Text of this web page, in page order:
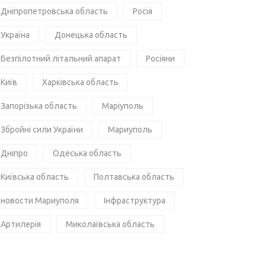
Дніпропетровська область Росія
Україна Донецька область
Безпілотний літальний апарат Росіяни
Київ Харківська область
Запорізька область Маріуполь
Збройні сили України Мариуполь
Дніпро Одеська область
Київська область Полтавська область
новости Мариуполя Інфраструктура
Артилерія Миколаївська область